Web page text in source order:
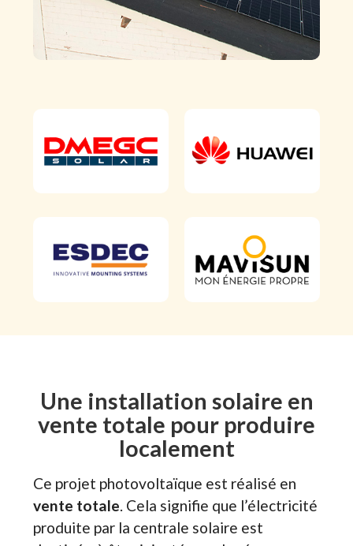
Une installation solaire en
vente totale pour produire
localement
Ce projet photovoltaïque est réalisé en
vente totale . Cela signifie que l’électricité
produite par la centrale solaire est